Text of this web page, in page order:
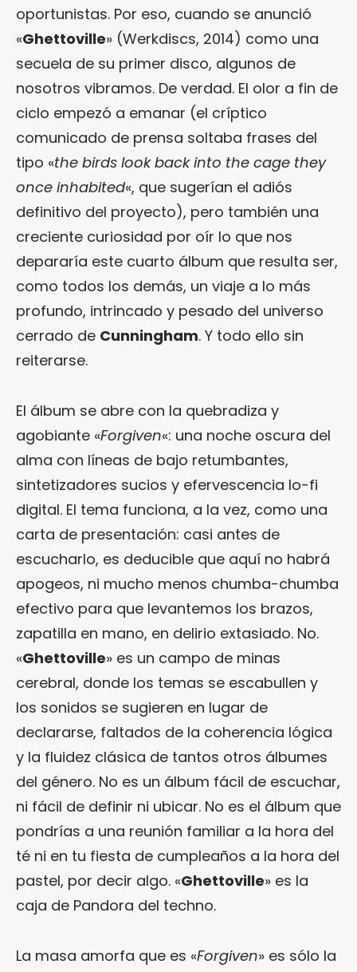
oportunistas. Por eso, cuando se anunció
«Ghettoville» (Werkdiscs, 2014) como una
secuela de su primer disco, algunos de
nosotros vibramos. De verdad. El olor a fin de
ciclo empezó a emanar (el críptico
comunicado de prensa soltaba frases del
tipo «the birds look back into the cage they
once inhabited«, que sugerían el adiós
definitivo del proyecto), pero también una
creciente curiosidad por oír lo que nos
depararía este cuarto álbum que resulta ser,
como todos los demás, un viaje a lo más
profundo, intrincado y pesado del universo
cerrado de Cunningham. Y todo ello sin
reiterarse.
El álbum se abre con la quebradiza y
agobiante «Forgiven«: una noche oscura del
alma con líneas de bajo retumbantes,
sintetizadores sucios y efervescencia lo-fi
digital. El tema funciona, a la vez, como una
carta de presentación: casi antes de
escucharlo, es deducible que aquí no habrá
apogeos, ni mucho menos chumba-chumba
efectivo para que levantemos los brazos,
zapatilla en mano, en delirio extasiado. No.
«Ghettoville» es un campo de minas
cerebral, donde los temas se escabullen y
los sonidos se sugieren en lugar de
declararse, faltados de la coherencia lógica
y la fluidez clásica de tantos otros álbumes
del género. No es un álbum fácil de escuchar,
ni fácil de definir ni ubicar. No es el álbum que
pondrías a una reunión familiar a la hora del
té ni en tu fiesta de cumpleaños a la hora del
pastel, por decir algo. «Ghettoville» es la
caja de Pandora del techno.
La masa amorfa que es «Forgiven» es sólo la